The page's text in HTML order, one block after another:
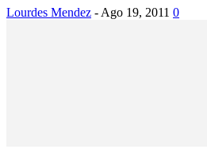
Lourdes Mendez - Ago 19, 2011 0